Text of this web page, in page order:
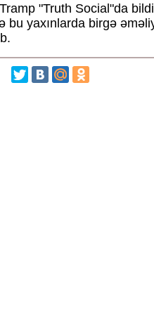
"Truth Social"da
bu yaxınlarda birgə